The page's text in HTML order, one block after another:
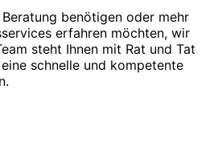
benötigen oder mehr
erfahren möchten, wir
steht Ihnen mit Rat und Tat
schnelle und kompetente